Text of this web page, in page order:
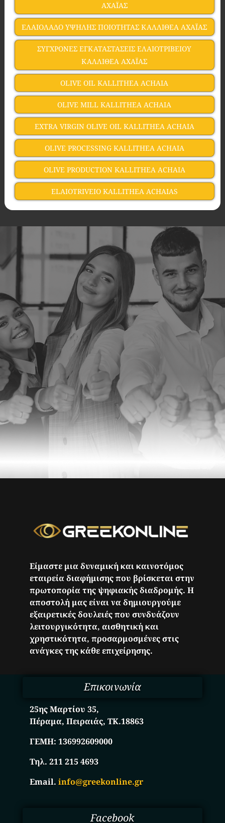
ΑΧΑΪΑΣ
ΕΛΑΙΟΛΑΔΟ ΥΨΗΛΗΣ ΠΟΙΟΤΗΤΑΣ ΚΑΛΛΙΘΕΑ ΑΧΑΪΑΣ
ΣΥΓΧΡΟΝΕΣ ΕΓΚΑΤΑΣΤΑΣΕΙΣ ΕΛΑΙΟΤΡΙΒΕΙΟΥ
ΚΑΛΛΙΘΕΑ ΑΧΑΪΑΣ
OLIVE OIL KALLITHEA ACHAIA
OLIVE MILL KALLITHEA ACHAIA
EXTRA VIRGIN OLIVE OIL KALLITHEA ACHAIA
OLIVE PROCESSING KALLITHEA ACHAIA
OLIVE PRODUCTION KALLITHEA ACHAIA
ELAIOTRIVEIO KALLITHEA ACHAIAS
Είμαστε μια δυναμική και καινοτόμος
εταιρεία διαφήμισης που βρίσκεται στην
πρωτοπορία της ψηφιακής διαδρομής. Η
αποστολή μας είναι να δημιουργούμε
εξαιρετικές δουλειές που συνδυάζουν
λειτουργικότητα, αισθητική και
χρηστικότητα, προσαρμοσμένες στις
ανάγκες της κάθε επιχείρησης.
Επικοινωνία
25ης Μαρτίου 35,
Πέραμα, Πειραιάς, ΤΚ.18863
ΓΕΜΗ:136992609000
Τηλ. 211 215 4693
Email.info@greekonline.gr
Facebook